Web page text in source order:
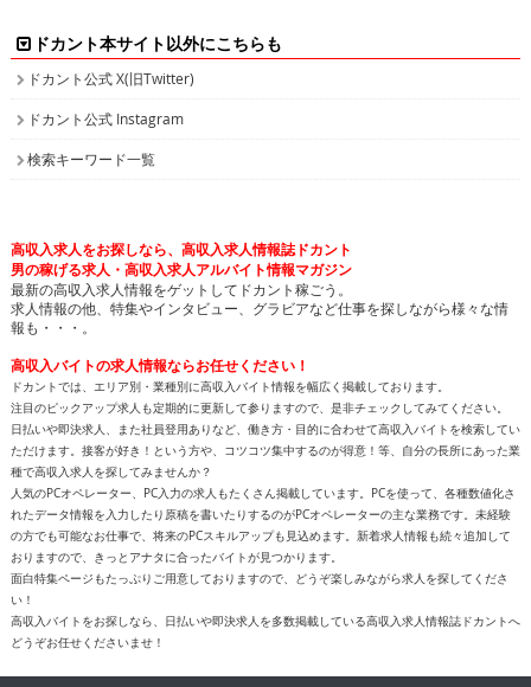
ドカント本サイト以外にこちらも
ドカント公式 X(旧Twitter)
ドカント公式 Instagram
検索キーワード一覧
高収入求人をお探しなら、高収入求人情報誌ドカント
男の稼げる求人・高収入求人アルバイト情報マガジン
最新の高収入求人情報をゲットしてドカント稼ごう。
求人情報の他、特集やインタビュー、グラビアなど仕事を探しながら様々な情
報も・・・。
高収入バイトの求人情報ならお任せください！
ドカントでは、エリア別・業種別に高収入バイト情報を幅広く掲載しております。
注目のピックアップ求人も定期的に更新して参りますので、是非チェックしてみてください。
日払いや即決求人、また社員登用ありなど、働き方・目的に合わせて高収入バイトを検索してい
ただけます。接客が好き！という方や、コツコツ集中するのが得意！等、自分の長所にあった業
種で高収入求人を探してみませんか？
人気のPCオペレーター、PC入力の求人もたくさん掲載しています。PCを使って、各種数値化さ
れたデータ情報を入力したり原稿を書いたりするのがPCオペレーターの主な業務です。未経験
の方でも可能なお仕事で、将来のPCスキルアップも見込めます。新着求人情報も続々追加して
おりますので、きっとアナタに合ったバイトが見つかります。
面白特集ページもたっぷりご用意しておりますので、どうぞ楽しみながら求人を探してくださ
い！
高収入バイトをお探しなら、日払いや即決求人を多数掲載している高収入求人情報誌ドカントへ
どうぞお任せくださいませ！